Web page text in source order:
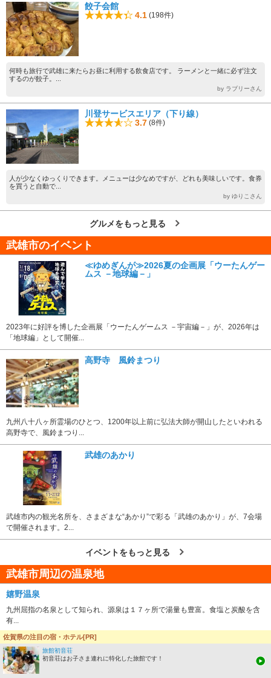
餃子会館
4.1 (198件)
何時も旅行で武雄に来たらお昼に利用する飲食店です。 ラーメンと一緒に必ず注文
するのが餃子。...
by ラブリーさん
川登サービスエリア（下り線）
3.7 (8件)
人が少なくゆっくりできます。メニューは少なめですが、どれも美味しいです。食券
を買うと自動で...
by ゆりこさん
グルメをもっと見る
武雄市のイベント
≪ゆめぎんが≫2026夏の企画展「ウーたんゲー
ムス －地球編－」
2023年に好評を博した企画展「ウーたんゲームス －宇宙編－」が、2026年は
「地球編」として開催...
高野寺 風鈴まつり
九州八十八ヶ所霊場のひとつ、1200年以上前に弘法大師が開山したといわれる
高野寺で、風鈴まつり...
武雄のあかり
武雄市内の観光名所を、さまざまな“あかり”で彩る「武雄のあかり」が、7会場
で開催されます。2...
イベントをもっと見る
武雄市周辺の温泉地
嬉野温泉
九州屈指の名泉として知られ、源泉は１７ヶ所で湯量も豊富。食塩と炭酸を含
有...
武雄温泉
塗りの楼門がシンボルの武雄温泉。宮本武蔵やシーボルト、吉田松陰もその湯
に...
佐賀県の注目の宿・ホテル[PR]
旅館初音荘
初音荘はお子さま連れに特化した旅館です！